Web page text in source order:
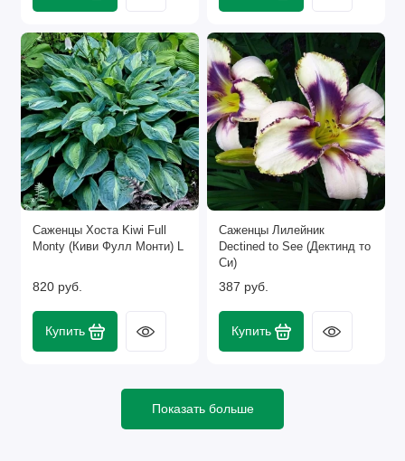
Саженцы Хоста Kiwi Full
Monty (Киви Фулл Монти) L
820 руб.
Купить
Саженцы Лилейник
Dectined to See (Дектинд то
Си)
387 руб.
Купить
Показать больше